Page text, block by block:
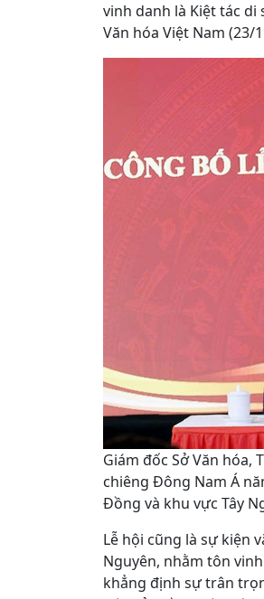
vinh danh là Kiệt tác di
Văn hóa Việt Nam (23/
Giám đốc Sở Văn hóa,
chiêng Đông Nam Á
Đồng và khu vực Tây
Lễ hội cũng là sự kiện
Nguyên, nhằm tôn
khẳng định sự trân